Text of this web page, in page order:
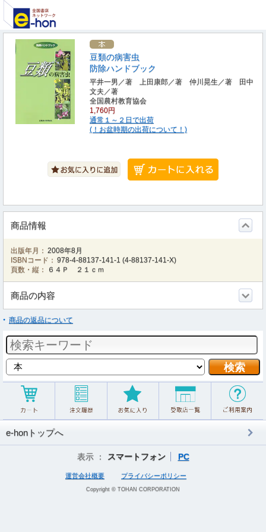
豆類の病害虫
防除ハンドブック
平井一男／著 上田康郎／著 仲川晃生／著 田中
文夫／著
全国農村教育協会
1,760円
通常１～２日で出荷
(！お盆時期の出荷について！)
商品情報
出版年月： 2008年8月
ISBNコード： 978-4-88137-141-1 (4-88137-141-X)
頁数・縦：
６４Ｐ ２１ｃｍ
商品の内容
商品の返品について
e-honトップへ
表示 ： スマートフォン PC
運営会社概要 プライバシーポリシー
Copyright © TOHAN CORPORATION